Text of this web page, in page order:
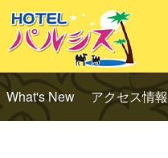
What's New アクセス情報